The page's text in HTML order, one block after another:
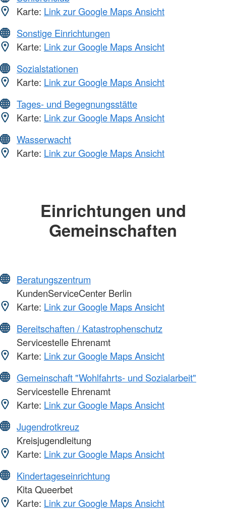
Karte: Link zur Google Maps Ansicht
Sonstige Einrichtungen
Karte: Link zur Google Maps Ansicht
Sozialstationen
Karte: Link zur Google Maps Ansicht
Tages- und Begegnungsstätte
Karte: Link zur Google Maps Ansicht
Wasserwacht
Karte: Link zur Google Maps Ansicht
Einrichtungen und
Gemeinschaften
Beratungszentrum
KundenServiceCenter Berlin
Karte: Link zur Google Maps Ansicht
Bereitschaften / Katastrophenschutz
Servicestelle Ehrenamt
Karte: Link zur Google Maps Ansicht
Gemeinschaft "Wohlfahrts- und Sozialarbeit"
Servicestelle Ehrenamt
Karte: Link zur Google Maps Ansicht
Jugendrotkreuz
Kreisjugendleitung
Karte: Link zur Google Maps Ansicht
Kindertageseinrichtung
Kita Queerbet
Karte: Link zur Google Maps Ansicht